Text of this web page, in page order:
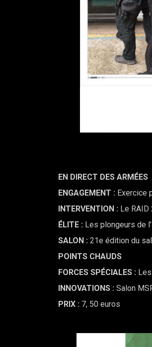
EN DIRECT DES ARMÉES
ENGAGEMENT : Exercice
INTERVENTION : Le RAID
ÉLITE : Les plongeurs de
SALON : 21e édition du
POINTS CHAUDS
FORCES SPÉCIALES :
INNOVATIONS : Salon
PRIX : 7, 50 euros